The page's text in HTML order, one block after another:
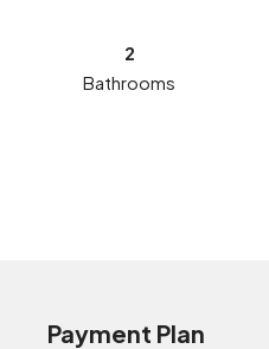
2
Bathrooms
Payment Plan